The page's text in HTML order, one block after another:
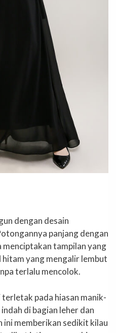
dengan desain
panjang dengan
tampilan yang
yang mengalir lembut
terlalu mencolok.
pada hiasan manik-
di bagian leher dan
ini memberikan sedikit kilau